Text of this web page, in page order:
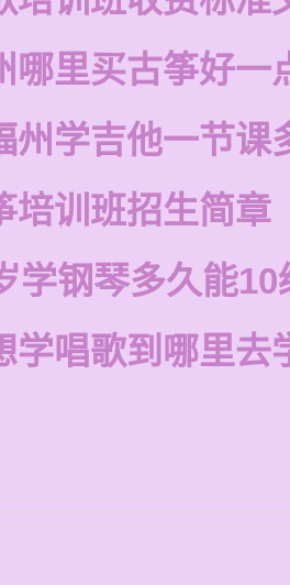
哪里买古筝好一
州学吉他一节课
培训班招生简章
学钢琴多久能10
学唱歌到哪里去